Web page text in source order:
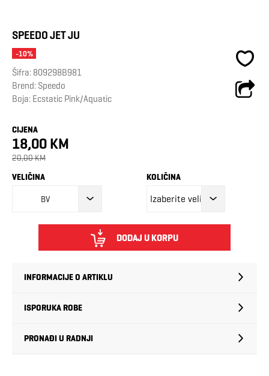
SPEEDO JET JU
-10%
Šifra: 809298B981
Brend: Speedo
Boja: Ecstatic Pink/Aquatic
CIJENA
18,00 KM
20,00 KM
VELIČINA
BV
KOLIČINA
DODAJ U KORPU
INFORMACIJE O ARTIKLU
ISPORUKA ROBE
PRONAĐI U RADNJI